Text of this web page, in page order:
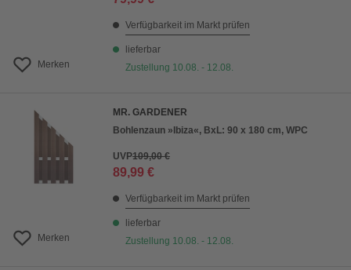
Merken
Verfügbarkeit im Markt prüfen
lieferbar
Zustellung 10.08. - 12.08.
Merken
MR. GARDENER
Bohlenzaun »Ibiza«, BxL: 90 x 180 cm, WPC
UVP109,00 €
89,99 €
Verfügbarkeit im Markt prüfen
lieferbar
Zustellung 10.08. - 12.08.